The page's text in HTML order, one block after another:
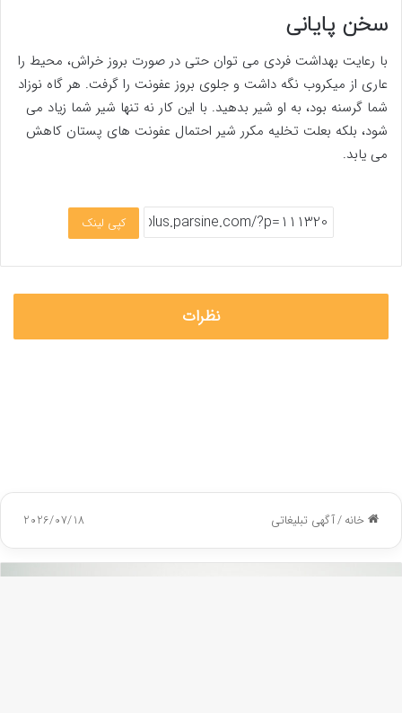
سخن پایانی
با رعایت بهداشت فردی می توان حتی در صورت بروز خراش، محیط را
عاری از میکروب نگه داشت و جلوی بروز عفونت را گرفت. هر گاه نوزاد
شما گرسنه بود، به او شیر بدهید. با این کار نه تنها شیر شما زیاد می
شود، بلکه بعلت تخلیه مکرر شیر احتمال عفونت های پستان کاهش
می یابد.
کپی لینک
نظرات